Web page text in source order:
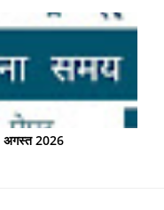
अगस्त 2026